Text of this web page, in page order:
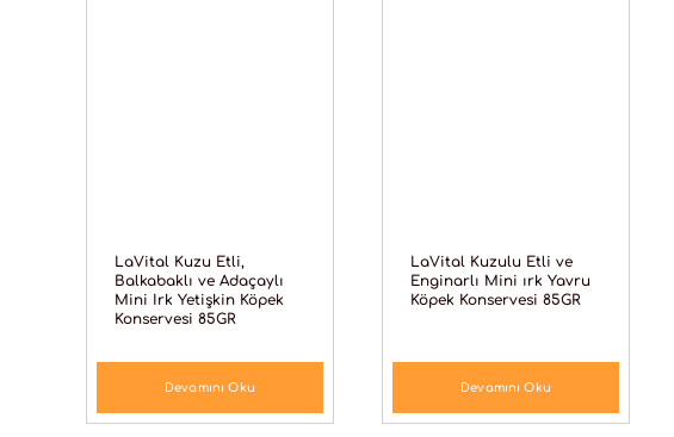
LaVital Kuzu Etli,
Balkabaklı ve Adaçaylı
Mini Irk Yetişkin Köpek
Konservesi 85GR
Devamını Oku
LaVital Kuzulu Etli ve
Enginarlı Mini ırk Yavru
Köpek Konservesi 85GR
Devamını Oku